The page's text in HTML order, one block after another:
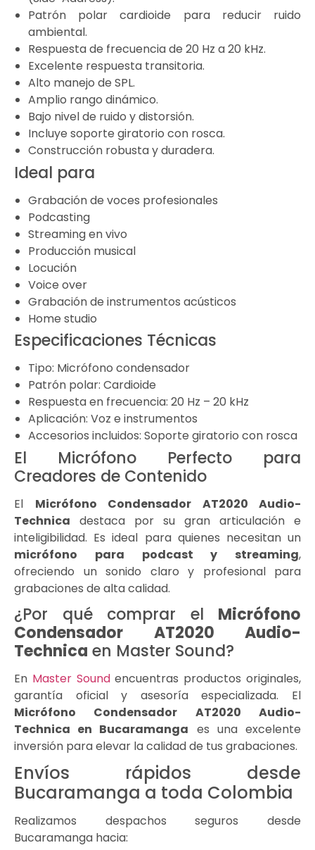
Patrón polar cardioide para reducir ruido
ambiental.
Respuesta de frecuencia de 20 Hz a 20 kHz.
Excelente respuesta transitoria.
Alto manejo de SPL.
Amplio rango dinámico.
Bajo nivel de ruido y distorsión.
Incluye soporte giratorio con rosca.
Construcción robusta y duradera.
Ideal para
Grabación de voces profesionales
Podcasting
Streaming en vivo
Producción musical
Locución
Voice over
Grabación de instrumentos acústicos
Home studio
Especificaciones Técnicas
Tipo: Micrófono condensador
Patrón polar: Cardioide
Respuesta en frecuencia: 20 Hz – 20 kHz
Aplicación: Voz e instrumentos
Accesorios incluidos: Soporte giratorio con rosca
El Micrófono Perfecto para
Creadores de Contenido
El Micrófono Condensador AT2020 Audio-
Technica destaca por su gran articulación e
inteligibilidad. Es ideal para quienes necesitan un
micrófono para podcast y streaming,
ofreciendo un sonido claro y profesional para
grabaciones de alta calidad.
¿Por qué comprar el Micrófono
Condensador AT2020 Audio-
Technica en Master Sound?
En Master Soundencuentras productos originales,
garantía oficial y asesoría especializada. El
Micrófono Condensador AT2020 Audio-
Technica en Bucaramanga es una excelente
inversión para elevar la calidad de tus grabaciones.
Envíos rápidos desde
Bucaramanga a toda Colombia
Realizamos despachos seguros desde
Bucaramanga hacia: